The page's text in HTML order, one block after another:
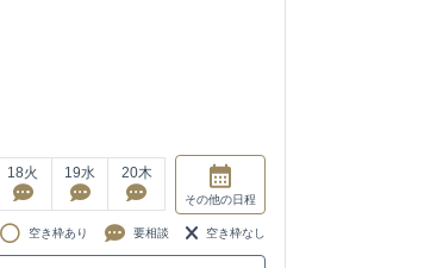
18火 19水 20木
その他の日程
空き枠あり 要相談 空き枠なし